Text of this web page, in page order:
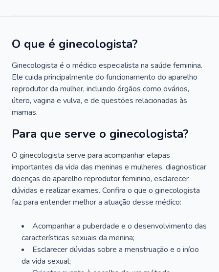
O que é ginecologista?
Ginecologista é o médico especialista na saúde feminina.
Ele cuida principalmente do funcionamento do aparelho
reprodutor da mulher, incluindo órgãos como ovários,
útero, vagina e vulva, e de questões relacionadas às
mamas.
Para que serve o ginecologista?
O ginecologista serve para acompanhar etapas
importantes da vida das meninas e mulheres, diagnosticar
doenças do aparelho reprodutor feminino, esclarecer
dúvidas e realizar exames. Confira o que o ginecologista
faz para entender melhor a atuação desse médico:
Acompanhar a puberdade e o desenvolvimento das
características sexuais da menina;
Esclarecer dúvidas sobre a menstruação e o início
da vida sexual;